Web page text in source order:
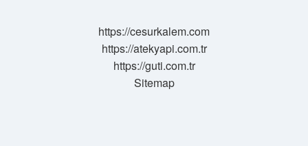
https://cesurkalem.com
https://atekyapi.com.tr
https://guti.com.tr
Sitemap